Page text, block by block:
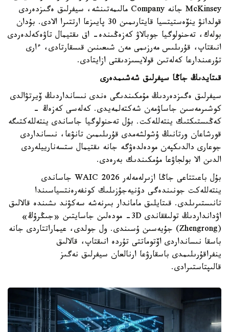
McKinsey جانە Company مالىمەتىنشە، سيفرلىق ەگىزدەردى
قولدانۋ ينۆەستيتسيا قايتارىمىن 30 پايىزعا ارتتىرا الادى. بۇدان
بولەك، تەحنولوگيا جوبالاۋ كەزەڭىندە- اق ىقتيمال تاۋەكەلدەردى
انىقتاپ، قۇرىلىس مەرزىمى مەن شىعىنىن قىسقارتادى، ءارى
تۇرعىندارعا كەلەتىن قولايسىزدىقتى ازايتادى.
قىتايدىڭ جاڭا سيفرلىق شەشىمدەرى
سيفرلىق ەگىزدەردىڭ مۇمكىندىگى ەندى نىسانداردىڭ ۆيرتۋالدى
كوشىرمەسىن جاساۋمەن شەكتەلمەيدى. كەلەسى كەزەڭ -
كەڭىستىكتىك ينتەللەكت. بۇل تەحنولوگيا جاساندى ينتەللەكتىگە
قورشاعان ورتانىڭ ۇشولشەمدى قۇرىلىمىن تانۋعا، نىسانداردى
جوعارى دالدىكپەن مودەلدەۋگە جانە ىقتيمال ستسەنارييلەردى
الدىن الا بولجاۋعا مۇمكىندىك بەرەدى.
بۇل باعىتتاعى جاڭا ازىرلەمەلەر WAIC 2026 جاساندى
ينتەللەكت جونىندەگى دۇنيەجۇزىلىك كونفەرەنتسياسىندا
تانىستىرىلدى. قىتايلىق ماماندار بىرنەشە سەكۋند ىشىندە قالالىق
اۋدانداردىڭ تولىققاندى 3D- مودەلىن جاسايتىن «جىڭرۇڭ»
(Zhengrong) جۇيەسىن ۇسىندى. ول جولدى، عيماراتتاردى جانە
باسقا نىسانداردى اۆتوماتتى تۇردە انىقتاپ، قالالىق
ينفراقۇرىلىمدى باسقارۋعا ارنالعان سيفرلىق نەگىز
قالىپتاستىرادى.